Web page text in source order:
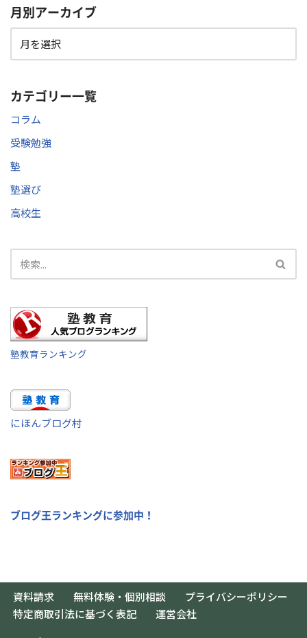
月別アーカイブ
カテゴリー一覧
コラム
受験勉強
塾
塾選び
高校生
塾教育ランキング
にほんブログ村
ブログ王ランキングに参加中！
資料請求 無料体験・個別相談
プライバシーポリシー
特定商取引法に基づく表記
運営会社